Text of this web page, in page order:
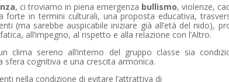
, ci troviamo in piena emergenza bullismo, violenze,
forte in termini culturali, una proposta educativa,
(ma sarebbe auspicabile iniziare già all’età del nido),
all’impegno, al rispetto e alla relazione con l’Altro.
clima sereno all’interno del gruppo classe sia
cognitiva e una crescita armonica.
nella condizione di evitare l’attrattiva di